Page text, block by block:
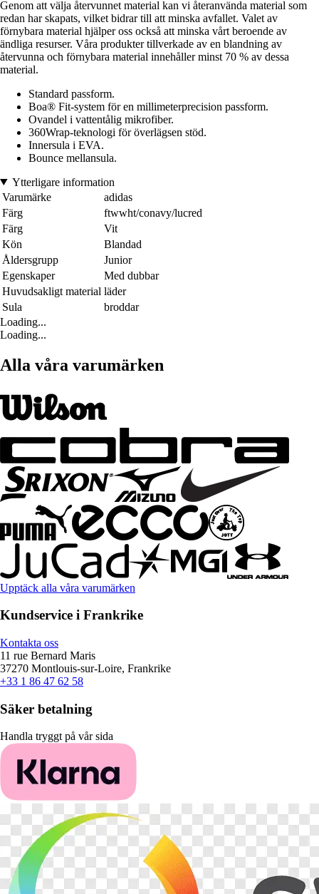
Genom att välja återvunnet material kan vi återanvända material som
redan har skapats, vilket bidrar till att minska avfallet. Valet av
förnybara material hjälper oss också att minska vårt beroende av
ändliga resurser. Våra produkter tillverkade av en blandning av
återvunna och förnybara material innehåller minst 70 % av dessa
material.
Standard passform.
Boa® Fit-system för en millimeterprecision passform.
Ovandel i vattentålig mikrofiber.
360Wrap-teknologi för överlägsen stöd.
Innersula i EVA.
Bounce mellansula.
Ytterligare information
Varumärke
adidas
Färg
ftwwht/conavy/lucred
Färg
Vit
Kön
Blandad
Åldersgrupp
Junior
Egenskaper
Med dubbar
Huvudsakligt material läder
Sula
broddar
Loading...
Loading...
Alla våra varumärken
Upptäck alla våra varumärken
Kundservice i Frankrike
Kontakta oss
11 rue Bernard Maris
37270 Montlouis-sur-Loire, Frankrike
+33 1 86 47 62 58
Säker betalning
Handla tryggt på vår sida